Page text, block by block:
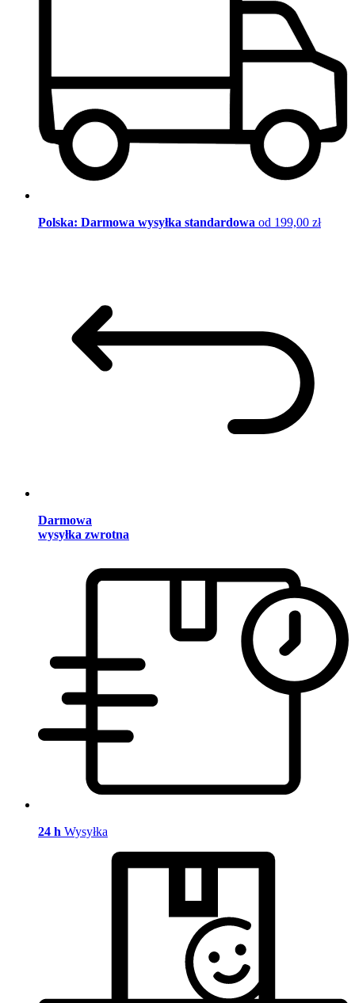
Polska: Darmowa wysyłka standardowa od 199,00 zł
Darmowa
wysyłka zwrotna
24 h Wysyłka